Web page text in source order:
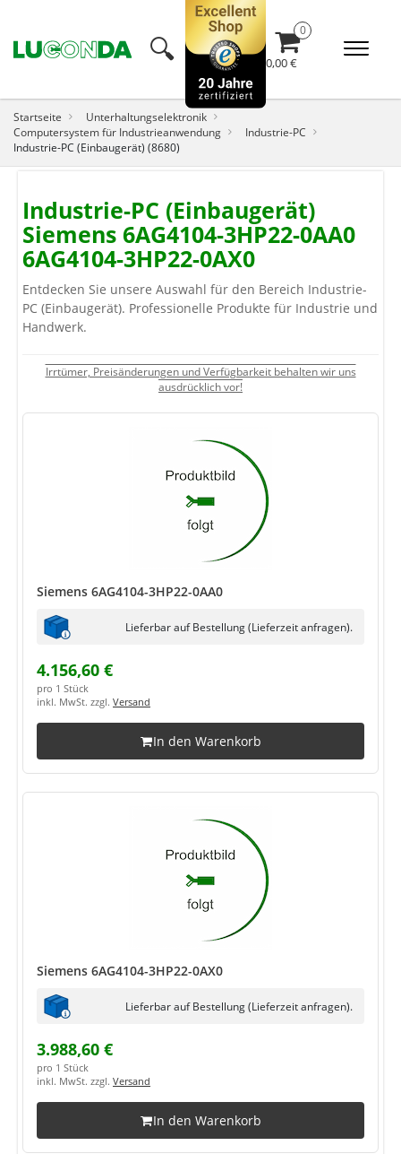
🔍︎ 0,00 €
Startseite
Unterhaltungselektronik
Computersystem für Industrieanwendung
Industrie-PC
Industrie-PC (Einbaugerät) (8680)
Industrie-PC (Einbaugerät)
Siemens 6AG4104-3HP22-0AA0
6AG4104-3HP22-0AX0
Entdecken Sie unsere Auswahl für den Bereich Industrie-
PC (Einbaugerät). Professionelle Produkte für Industrie und
Handwerk.
Irrtümer, Preisänderungen und Verfügbarkeit behalten wir uns
ausdrücklich vor!
Siemens 6AG4104-3HP22-0AA0
Lieferbar auf Bestellung (Lieferzeit anfragen).
4.156,60 €
pro 1 Stück
inkl. MwSt. zzgl. Versand
In den Warenkorb
Siemens 6AG4104-3HP22-0AX0
Lieferbar auf Bestellung (Lieferzeit anfragen).
3.988,60 €
pro 1 Stück
inkl. MwSt. zzgl. Versand
In den Warenkorb